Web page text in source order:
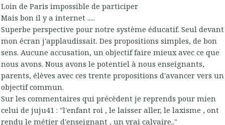
Loin de Paris impossible de participer
Mais bon il y a internet .....
Superbe perspective pour notre système éducatif. Seul devant
mon écran j'applaudissait. Des propositions simples, de bon
sens. Aucune accusation, un objectif faire mieux avec ce que
nous avons. Nous avons le potentiel à nous enseignants,
parents, élèves avec ces trente propositions d'avancer vers un
objectif commun.
Sur les commentaires qui précèdent je reprends pour mien
celui de juju41 : "l'enfant roi , le laisser aller, le laxisme , ont
rendu le métier d'enseignant , un vrai calvaire.."